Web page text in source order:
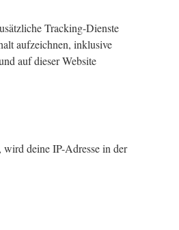
Tracking-Dienste
aufzeichnen, inklusive
auf dieser Website
wird deine IP-Adresse in der